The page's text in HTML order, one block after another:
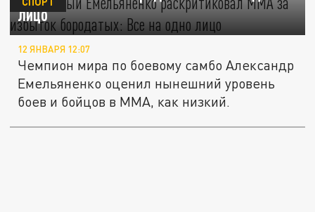
лицо
12 ЯНВАРЯ 12:07
Чемпион мира по боевому самбо Александр
Емельяненко оценил нынешний уровень
боев и бойцов в MMА, как низкий.